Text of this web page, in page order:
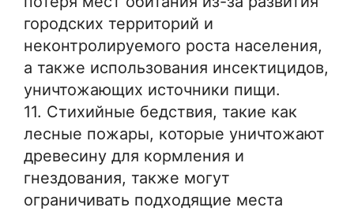
городских территорий и
неконтролируемого роста населения,
а также использования инсектицидов,
уничтожающих источники пищи.
11. Стихийные бедствия, такие как
лесные пожары, которые уничтожают
древесину для кормления и
гнездования, также могут
ограничивать подходящие места